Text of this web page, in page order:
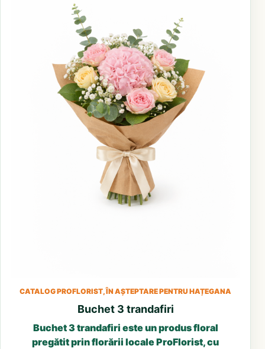
CATALOG PROFLORIST, ÎN AȘTEPTARE PENTRU HAȚEGANA
Buchet 3 trandafiri
Buchet 3 trandafiri este un produs floral
pregătit prin florării locale ProFlorist, cu